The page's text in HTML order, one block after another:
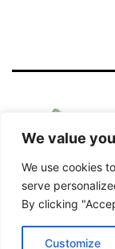
We value
We use cookies
serve
By clicking
Customize
Kører på